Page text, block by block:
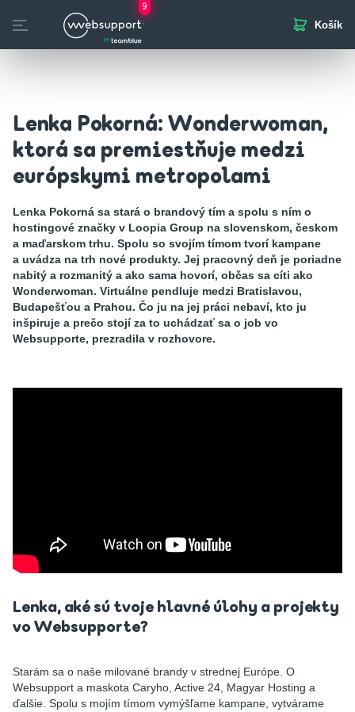
Skip
to
9
otvorených pozícií
Košík
Lenka Pokorná: Wonderwoman,
ktorá sa premiestňuje medzi
európskymi metropolami
Lenka Pokorná sa stará o brandový tím a spolu s ním o
hostingové značky v Loopia Group na slovenskom, českom
a maďarskom trhu. Spolu so svojím tímom tvorí kampane
a uvádza na trh nové produkty. Jej pracovný deň je poriadne
nabitý a rozmanitý a ako sama hovorí, občas sa cíti ako
Wonderwoman. Virtuálne pendluje medzi Bratislavou,
Budapešťou a Prahou. Čo ju na jej práci nebaví, kto ju
inšpiruje a prečo stojí za to uchádzať sa o job vo
Websupporte, prezradila v rozhovore.
Lenka, aké sú tvoje hlavné úlohy a projekty
vo Websupporte?
Starám sa o naše milované brandy v strednej Európe. O
Websupport a maskota Caryho, Active 24, Magyar Hosting a
ďalšie. Spolu s mojím tímom vymýšľame kampane, vytvárame